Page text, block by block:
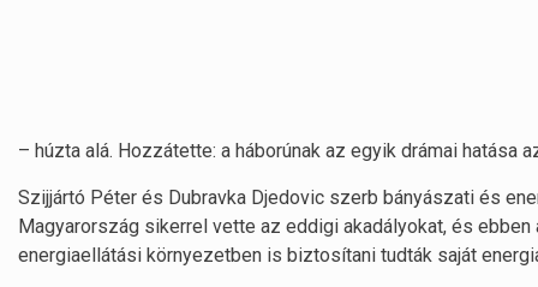
– húzta alá. Hozzátette: a háborúnak az egyik drámai hatása
Szijjártó Péter és Dubravka Djedovic szerb bányászati és
Magyarország sikerrel vette az eddigi akadályokat, és
energiaellátási környezetben is biztosítani tudták saját